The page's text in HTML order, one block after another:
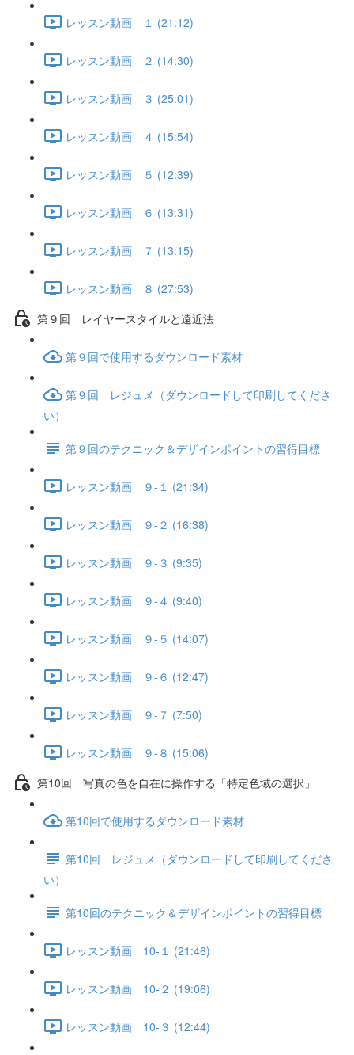
レッスン動画 １ (21:12)
レッスン動画 ２ (14:30)
レッスン動画 ３ (25:01)
レッスン動画 ４ (15:54)
レッスン動画 ５ (12:39)
レッスン動画 ６ (13:31)
レッスン動画 ７ (13:15)
レッスン動画 ８ (27:53)
第９回 レイヤースタイルと遠近法
第９回で使用するダウンロード素材
第９回 レジュメ（ダウンロードして印刷してくださ
い）
第９回のテクニック＆デザインポイントの習得目標
レッスン動画 ９-１ (21:34)
レッスン動画 ９-２ (16:38)
レッスン動画 ９-３ (9:35)
レッスン動画 ９-４ (9:40)
レッスン動画 ９-５ (14:07)
レッスン動画 ９-６ (12:47)
レッスン動画 ９-７ (7:50)
レッスン動画 ９-８ (15:06)
第10回 写真の色を自在に操作する「特定色域の選択」
第10回で使用するダウンロード素材
第10回 レジュメ（ダウンロードして印刷してくださ
い）
第10回のテクニック＆デザインポイントの習得目標
レッスン動画 10-１ (21:46)
レッスン動画 10-２ (19:06)
レッスン動画 10-３ (12:44)